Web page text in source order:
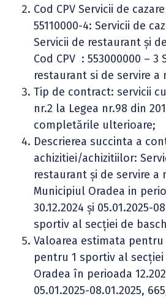
Cod CPV Servicii de
55110000-4: Servicii de
Servicii de restaurant şi
Cod CPV : 553000000 – 3
restaurant si de servire a
Tip de contract: servicii
nr.2 la Legea nr.98 din
completările ulterioare;
Descrierea succinta a
achizitiei/achizitiilor:
restaurant şi de servire a
Municipiul Oradea in
30.12.2024 și 05.01.2025-
sportiv al secției de
Valoarea estimata pentru
pentru 1 sportiv al secției
Oradea în perioada
05.01.2025-08.01.2025,